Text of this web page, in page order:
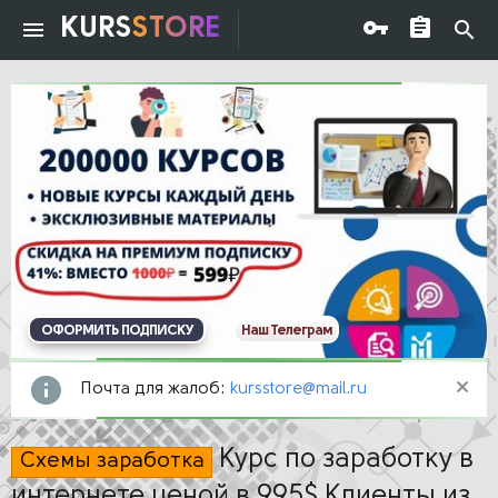
KURSSTORE
ОФОРМИТЬ ПОДПИСКУ Наш Телеграм
Почта для жалоб: kursstore@mail.ru
Схемы заработка Курс по заработку в